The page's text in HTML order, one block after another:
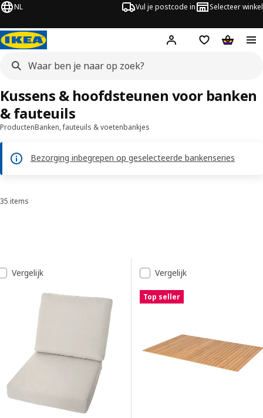
NL Vul je postcode in Selecteer winkel
Hej! Log in
ProductenBanken, fauteuils & voetenbankjes
Bezorging inbegrepen op geselecteerde bankenseries
Kussens & hoofdsteunen voor banken
& fauteuils
Sorteren en filteren
35 items
Resultatenlijst
Vergelijk Vergelijk
Top seller